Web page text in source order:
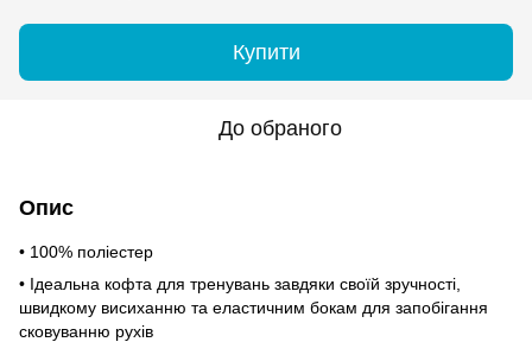
Купити
До обраного
Опис
• 100% поліестер
• Ідеальна кофта для тренувань завдяки своїй зручності,
швидкому висиханню та еластичним бокам для запобігання
сковуванню рухів